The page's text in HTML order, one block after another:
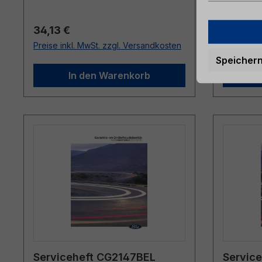
Regulärer Preis:
34,13 €
Preise inkl. MwSt. zzgl. Versandkosten
In den Warenkorb
Preise
Serviceheft CG2147BEL
Speichern